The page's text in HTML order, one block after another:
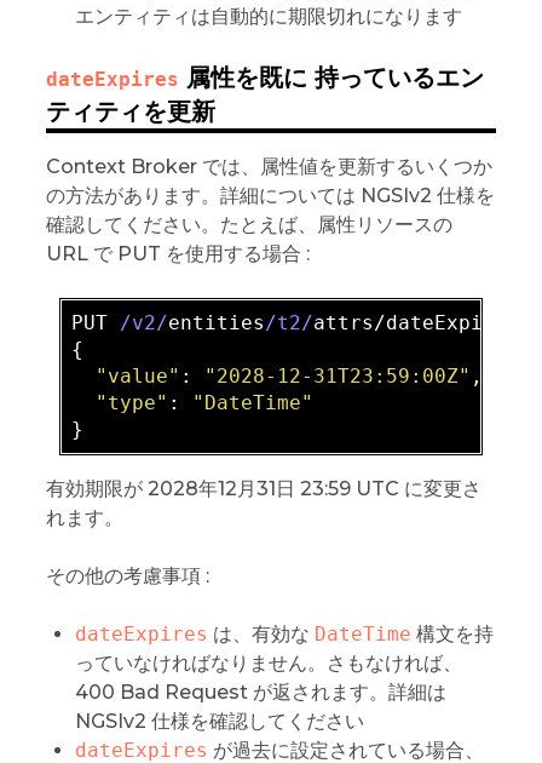
エンティティは自動的に期限切れになります
dateExpires 属性を既に 持っているエン
ティティを更新
Context Broker では、属性値を更新するいくつか
の方法があります。詳細については NGSIv2 仕様を
確認してください。たとえば、属性リソースの
URL で PUT を使用する場合 :
PUT /v2/entities/t2/attrs/dateExpires
{
"value" : "2028-12-31T23:59:00Z" ,
"type" :
"DateTime"
有効期限が 2028年12月31日 23:59 UTC に変更さ
れます。
その他の考慮事項 :
dateExpires は、有効な DateTime 構文を持
っていなければなりません。さもなければ、
400 Bad Request が返されます。詳細は
NGSIv2 仕様を確認してください
dateExpires が過去に設定されている場合、